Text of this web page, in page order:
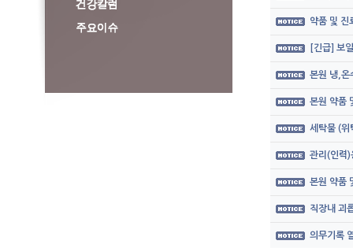
약품 및 진
[긴급] 보
본원 냉,온
본원 약품
세탁물 (위
관리(인력)
본원 약품
직장내 괴
의무기록